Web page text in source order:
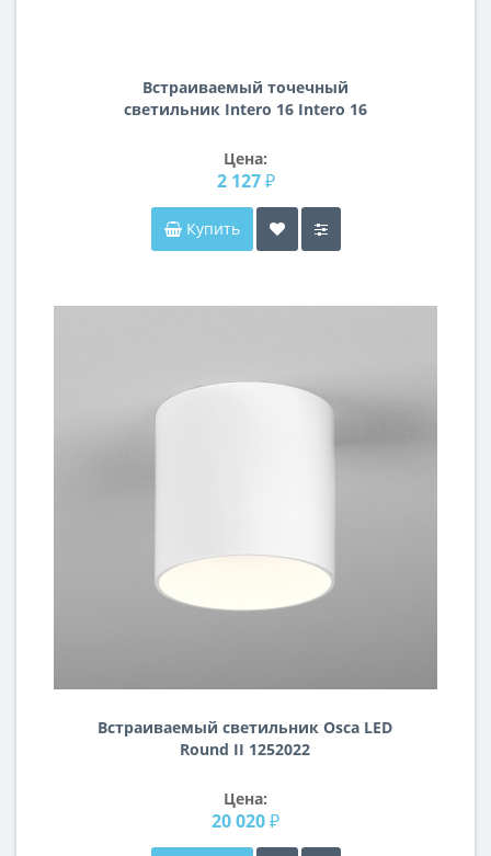
Встраиваемый точечный
светильник Intero 16 Intero 16
Цена:
2 127 ₽
Купить
Встраиваемый светильник Osca LED
Round II 1252022
Цена:
20 020 ₽